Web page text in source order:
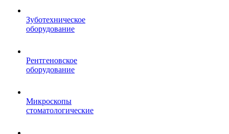
Зуботехническое
оборудование
Рентгеновское
оборудование
Микроскопы
стоматологические